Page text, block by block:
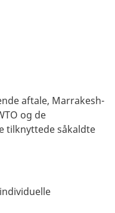
aftale, Marrakesh-
og de
tilknyttede såkaldte